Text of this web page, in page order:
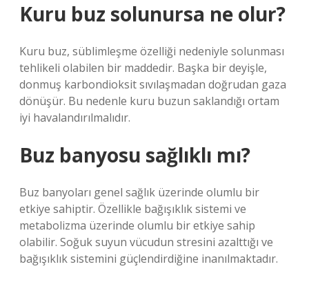
Kuru buz solunursa ne olur?
Kuru buz, süblimleşme özelliği nedeniyle solunması
tehlikeli olabilen bir maddedir. Başka bir deyişle,
donmuş karbondioksit sıvılaşmadan doğrudan gaza
dönüşür. Bu nedenle kuru buzun saklandığı ortam
iyi havalandırılmalıdır.
Buz banyosu sağlıklı mı?
Buz banyoları genel sağlık üzerinde olumlu bir
etkiye sahiptir. Özellikle bağışıklık sistemi ve
metabolizma üzerinde olumlu bir etkiye sahip
olabilir. Soğuk suyun vücudun stresini azalttığı ve
bağışıklık sistemini güçlendirdiğine inanılmaktadır.